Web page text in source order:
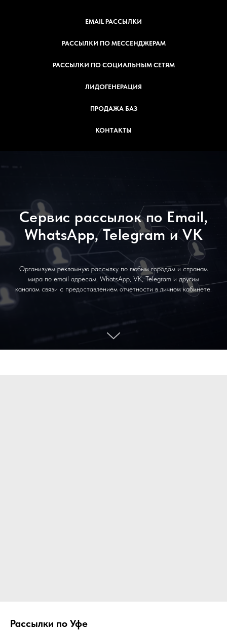
EMAIL РАССЫЛКИ
РАССЫЛКИ ПО МЕССЕНДЖЕРАМ
РАССЫЛКИ ПО СОЦИАЛЬНЫМ СЕТЯМ
ЛИДОГЕНЕРАЦИЯ
ПРОДАЖА БАЗ
КОНТАКТЫ
Сервис рассылок по Email,
WhatsApp, Telegram и VK
Организуем рекламную рассылку по любым городам и странам
мира по email адресам, WhatsApp, VK, Telegram и другим
каналам связи с предоставлением отчетности в личном кабинете.
Рассылки по Уфе